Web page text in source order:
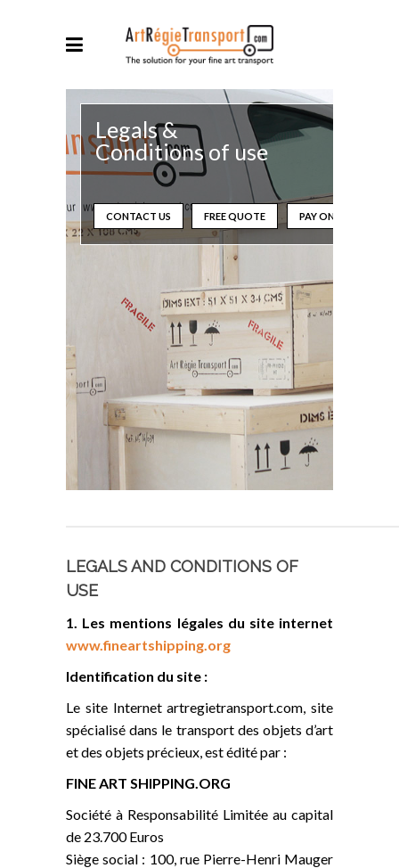
Legals &
Conditions of use
CONTACT US FREE QUOTE PAY ONLINE
LEGALS AND CONDITIONS OF
USE
1. Les mentions légales du site internet
www.fineartshipping.org
Identification du site :
Le site Internet artregietransport.com, site
spécialisé dans le transport des objets d’art
et des objets précieux, est édité par :
FINE ART SHIPPING.ORG
Société à Responsabilité Limitée au capital
de 23.700 Euros
Siège social : 100, rue Pierre-Henri Mauger